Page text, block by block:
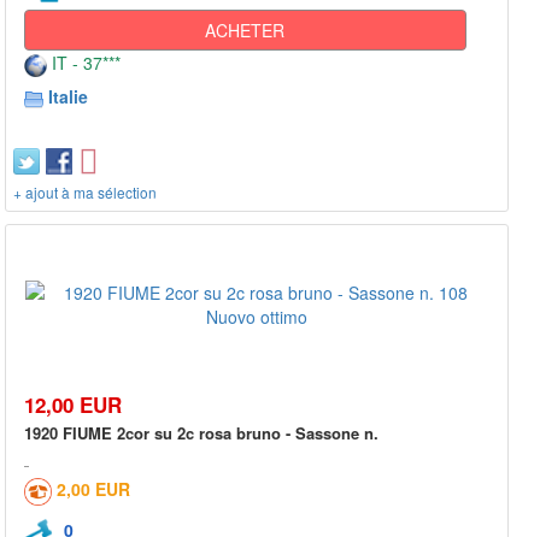
ACHETER
IT - 37***
Italie
+ ajout à ma sélection
12,00 EUR
1920 FIUME 2cor su 2c rosa bruno - Sassone n.
2,00 EUR
0